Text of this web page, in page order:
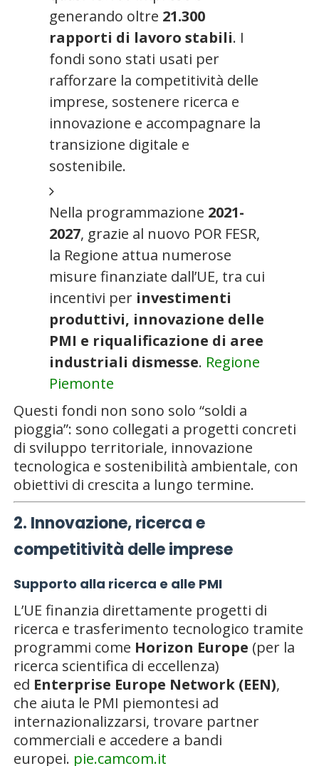
generando oltre 21.300
rapporti di lavoro stabili. I
fondi sono stati usati per
rafforzare la competitività delle
imprese, sostenere ricerca e
innovazione e accompagnare la
transizione digitale e
sostenibile.
Nella programmazione 2021-
2027, grazie al nuovo POR FESR,
la Regione attua numerose
misure finanziate dall’UE, tra cui
incentivi per investimenti
produttivi, innovazione delle
PMI e riqualificazione di aree
industriali dismesse. Regione
Piemonte
Questi fondi non sono solo “soldi a
pioggia”: sono collegati a progetti concreti
di sviluppo territoriale, innovazione
tecnologica e sostenibilità ambientale, con
obiettivi di crescita a lungo termine.
2. Innovazione, ricerca e
competitività delle imprese
Supporto alla ricerca e alle PMI
L’UE finanzia direttamente progetti di
ricerca e trasferimento tecnologico tramite
programmi come Horizon Europe (per la
ricerca scientifica di eccellenza)
ed Enterprise Europe Network (EEN),
che aiuta le PMI piemontesi ad
internazionalizzarsi, trovare partner
commerciali e accedere a bandi
europei. pie.camcom.it